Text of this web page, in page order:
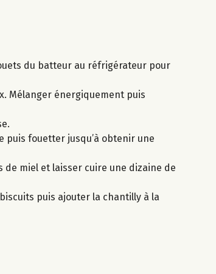
du batteur au réfrigérateur pour
Mélanger énergiquement puis
puis fouetter jusqu’à obtenir une
miel et laisser cuire une dizaine de
puis ajouter la chantilly à la